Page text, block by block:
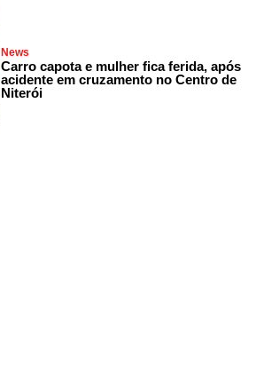
News
Carro capota e mulher fica ferida, após
acidente em cruzamento no Centro de
Niterói